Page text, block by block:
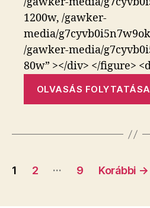
OLVASÁS FOLYTATÁSA
Bejegyzés
1 2 … 9 Korábbi →